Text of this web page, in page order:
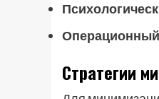
Операционный
Стратегии